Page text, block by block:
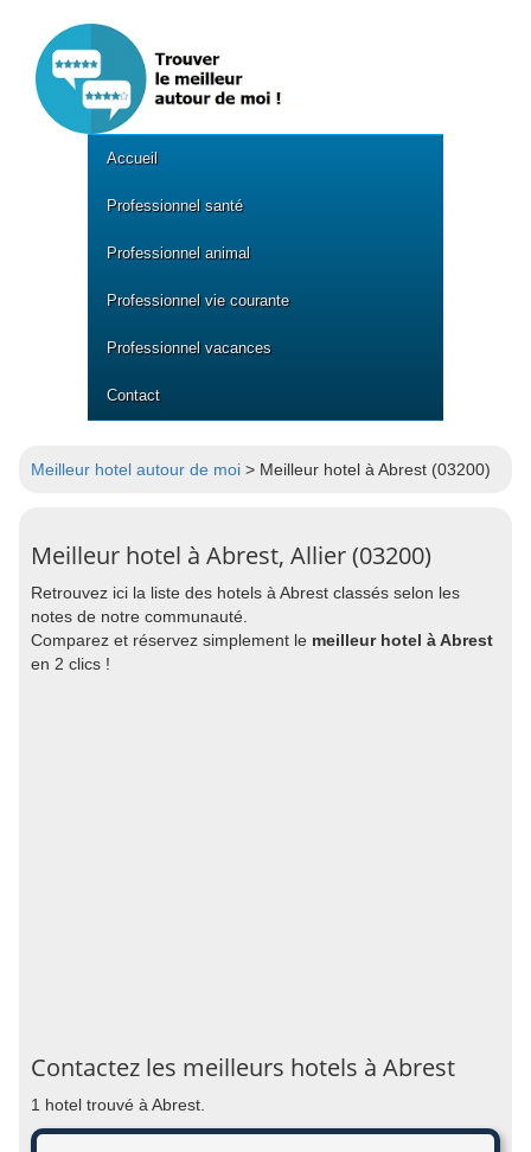
Accueil
Professionnel santé
Professionnel animal
Professionnel vie courante
Professionnel vacances
Contact
Meilleur hotel autour de moi > Meilleur hotel à Abrest (03200)
Meilleur hotel à Abrest, Allier (03200)
Retrouvez ici la liste des hotels à Abrest classés selon les
notes de notre communauté.
Comparez et réservez simplement le meilleur hotel à Abrest
en 2 clics !
Contactez les meilleurs hotels à Abrest
1 hotel trouvé à Abrest.